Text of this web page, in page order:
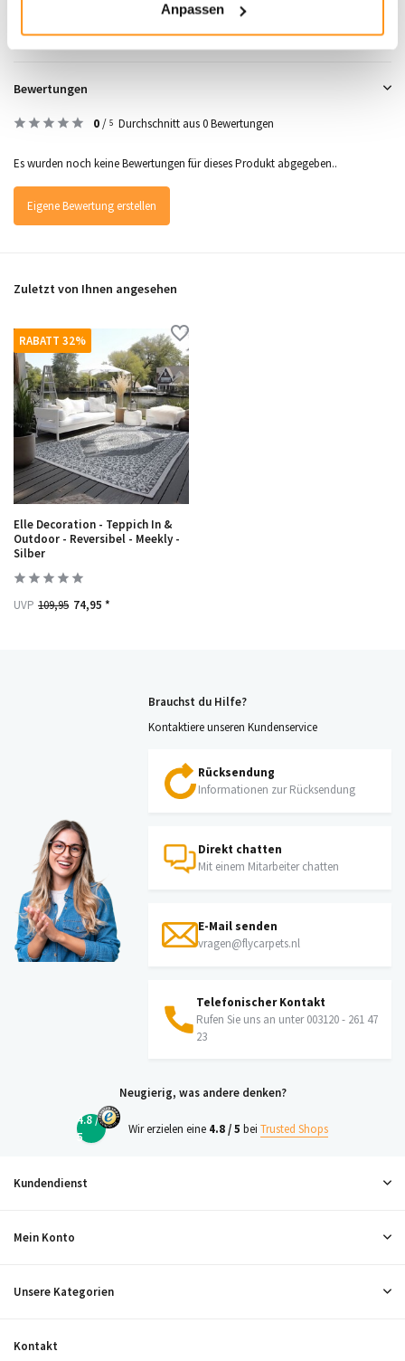
Anpassen
Bewertungen
0/ 5 Durchschnitt aus 0 Bewertungen
Es wurden noch keine Bewertungen für dieses Produkt abgegeben..
Eigene Bewertung erstellen
Zuletzt von Ihnen angesehen
RABATT 32%
Elle Decoration - Teppich In &
Outdoor - Reversibel - Meekly -
Silber
UVP 109,95 74,95 *
Brauchst du Hilfe?
Kontaktiere unseren Kundenservice
Rücksendung
Informationen zur Rücksendung
Direkt chatten
Mit einem Mitarbeiter chatten
E-Mail senden
vragen@flycarpets.nl
Telefonischer Kontakt
Rufen Sie uns an unter 003120 - 261 47
23
Neugierig, was andere denken?
4.8 /
5
Wir erzielen eine 4.8 / 5 bei Trusted Shops
Kundendienst
Mein Konto
Unsere Kategorien
Kontakt